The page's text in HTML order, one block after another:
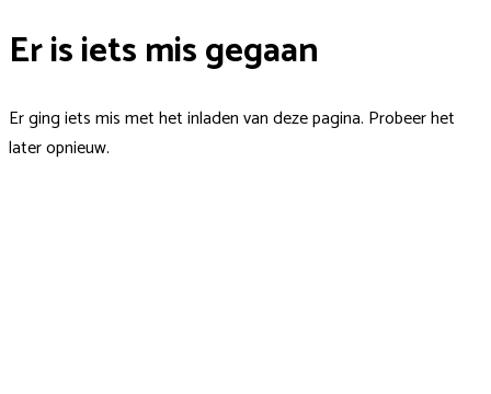
Er is iets mis gegaan
Er ging iets mis met het inladen van deze pagina. Probeer het
later opnieuw.